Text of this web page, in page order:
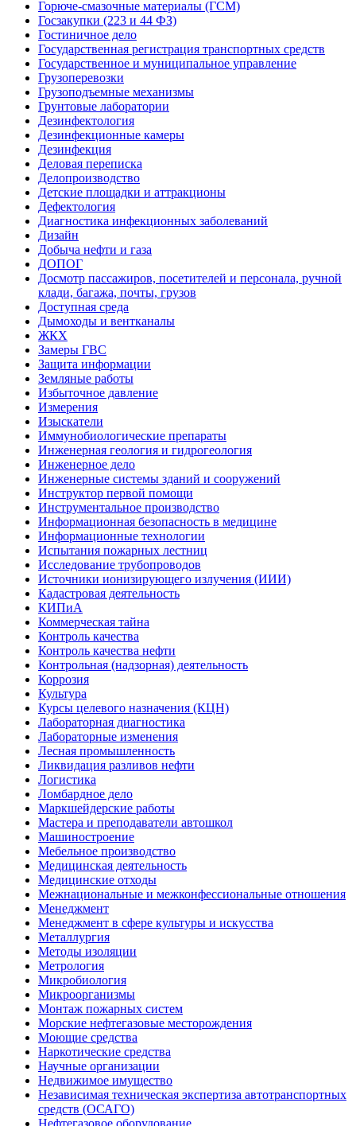
Горюче-смазочные материалы (ГСМ)
Госзакупки (223 и 44 ФЗ)
Гостиничное дело
Государственная регистрация транспортных средств
Государственное и муниципальное управление
Грузоперевозки
Грузоподъемные механизмы
Грунтовые лаборатории
Дезинфектология
Дезинфекционные камеры
Дезинфекция
Деловая переписка
Делопроизводство
Детские площадки и аттракционы
Дефектология
Диагностика инфекционных заболеваний
Дизайн
Добыча нефти и газа
ДОПОГ
Досмотр пассажиров, посетителей и персонала, ручной
клади, багажа, почты, грузов
Доступная среда
Дымоходы и вентканалы
ЖКХ
Замеры ГВС
Защита информации
Земляные работы
Избыточное давление
Измерения
Изыскатели
Иммунобиологические препараты
Инженерная геология и гидрогеология
Инженерное дело
Инженерные системы зданий и сооружений
Инструктор первой помощи
Инструментальное производство
Информационная безопасность в медицине
Информационные технологии
Испытания пожарных лестниц
Исследование трубопроводов
Источники ионизирующего излучения (ИИИ)
Кадастровая деятельность
КИПиА
Коммерческая тайна
Контроль качества
Контроль качества нефти
Контрольная (надзорная) деятельность
Коррозия
Культура
Курсы целевого назначения (КЦН)
Лабораторная диагностика
Лабораторные изменения
Лесная промышленность
Ликвидация разливов нефти
Логистика
Ломбардное дело
Маркшейдерские работы
Мастера и преподаватели автошкол
Машиностроение
Мебельное производство
Медицинская деятельность
Медицинские отходы
Межнациональные и межконфессиональные отношения
Менеджмент
Менеджмент в сфере культуры и искусства
Металлургия
Методы изоляции
Метрология
Микробиология
Микроорганизмы
Монтаж пожарных систем
Морские нефтегазовые месторождения
Моющие средства
Наркотические средства
Научные организации
Недвижимое имущество
Независимая техническая экспертиза автотранспортных
средств (ОСАГО)
Нефтегазовое оборудование